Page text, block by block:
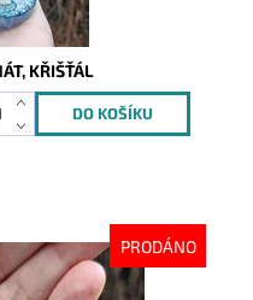
KŘIŠŤÁL
PRODÁNO